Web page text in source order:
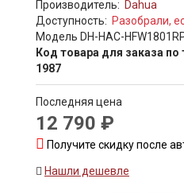
Производитель: Dahua
Доступность: Разобрали,
Модель DH-HAC-
Код товара для заказа по
1987
Последняя цена
12 790 ₽
Получите скидку после
Нашли дешевле